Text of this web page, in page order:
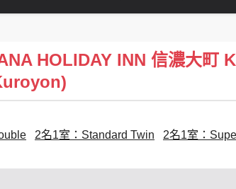
HOLIDAY INN 信濃大
2名1室：Standard Twin 2名1室：